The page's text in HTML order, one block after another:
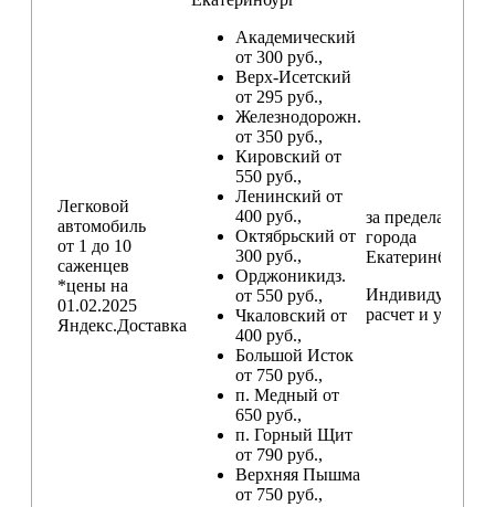
Легковой
автомобиль
от 1 до 10
саженцев
*цены на
01.02.2025
Яндекс.Доставка
Академический
от 300 руб.,
Верх-Исетский
от 295 руб.,
Железнодорожн.
от 350 руб.,
Кировский от
550 руб.,
Ленинский от
400 руб.,
Октябрьский от
300 руб.,
Орджоникидз.
от 550 руб.,
Чкаловский от
400 руб.,
Большой Исток
от 750 руб.,
п. Медный от
650 руб.,
п. Горный Щит
от 790 руб.,
Верхняя Пышма
от 750 руб.,
за пределами
города
Екатеринбург
расчет и условия